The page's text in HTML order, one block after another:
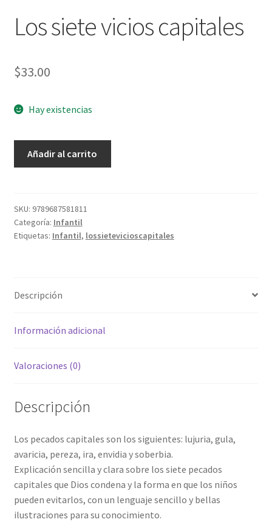
Los siete vicios capitales
$33.00
Hay existencias
cantidad
Añadir al carrito
SKU: 9789687581811
Categoría: Infantil
Etiquetas: Infantil, lossietevicioscapitales
Descripción
Información adicional
Valoraciones (0)
Descripción
Los pecados capitales son los siguientes: lujuria, gula,
avaricia, pereza, ira, envidia y soberbia.
Explicación sencilla y clara sobre los siete pecados
capitales que Dios condena y la forma en que los niños
pueden evitarlos, con un lenguaje sencillo y bellas
ilustraciones para su conocimiento.